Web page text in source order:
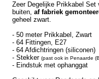
Zeer Degelijke Prikkabel Set
buiten, af fabriek
geheel zwart.
- 50 meter Prikkabel, Zwart
- 64 Fittingen, E27
- 64 Afdichtringen (siliconen)
- Stekker (past ook in Penaarde
- Eindstuk met ophanggat